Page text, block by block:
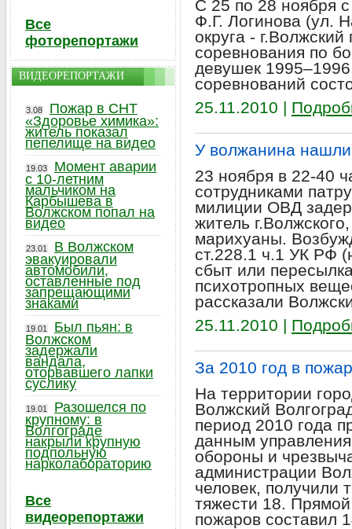
С 25 по 28 ноября
Ф.Г. Логинова (ул.
округа -
соревнования по
девушек
соревнований
25.11.2010 |
У волжанина
23 ноября в 22-40
сотрудниками
милиции ОВД
житель
марихуаны.
ст.228.1 ч.1 УК РФ
сбыт или
психотропных
рассказали
25.11.2010 |
За 2010 год в
На территории
Волжский
период 2010 года
данным
обороны и
администрации
человек, получили
тяжести 18.
пожаров составил
Все
фоторепортажи
ВИДЕОРЕПОРТАЖИ
3.08
Пожар в СНТ
«Здоровье химика»:
житель показал
пепелище на видео
19.03
Момент аварии
с 10-летним
мальчиком на
Карбышева в
Волжском попал на
видео
23.01
В Волжском
эвакуировали
автомобили,
оставленные под
запрещающими
знаками
19.01
Был пьян: в
Волжском
задержали
вандала,
оторвавшего лапки
суслику
19.01
Разошелся по
крупному: в
Волгограде
накрыли крупную
подпольную
нарколабораторию
Все
видеорепортажи